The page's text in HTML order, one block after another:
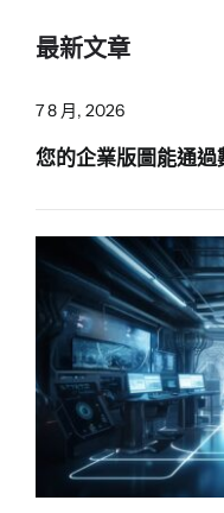
最新文章
7 8 月, 2026
您的企業版圖能通過